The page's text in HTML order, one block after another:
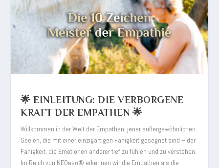
🌟 EINLEITUNG: DIE VERBORGENE
KRAFT DER EMPATHEN 🌟
Willkommen in der Welt der Empathen, jener außergewöhnlichen
Seelen, die mit einer einzigartigen Fähigkeit gesegnet sind – der
Fähigkeit, die Emotionen anderer tief zu fühlen und zu verstehen.
Im Reich von NEOeso® erkennen wir die Empathen als die